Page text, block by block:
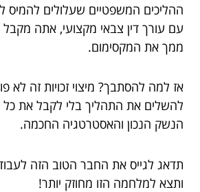
ההליכים המשפטיים שעלולים
עם עורך דין צבאי מקצועי, אתה
ממך את המקסימום.
אז למה להסתבך? מיצוי זכויות זה לא
להשלים את התהליך בלי לקבל את כל
הנשק הנכון והאסטרטגיה החכמה.
תדאג לגייס את החבר הטוב הזה
ותצא למלחמה הזו מחוזק יותר!